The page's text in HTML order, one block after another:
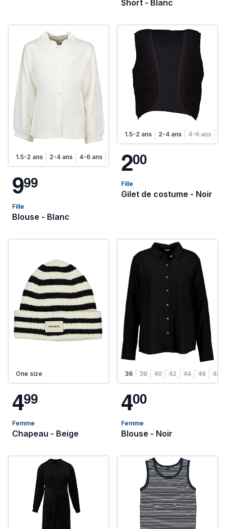
Short - Blanc
1.5-2 ans 2-4 ans 4-6 ans 6-8 ans
999
Fille
Blouse - Blanc
1.5-2 ans 2-4 ans 4-6 ans
200
Fille
Gilet de costume - Noir
One size
499
Femme
Chapeau - Beige
36 38 40 42 44 46 48
400
Femme
Blouse - Noir